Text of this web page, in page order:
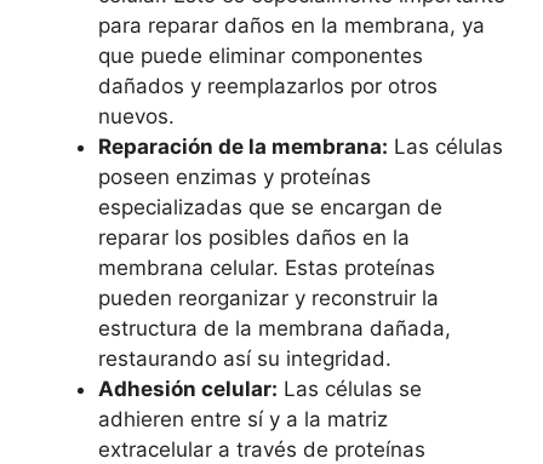
para reparar daños⁢ en la membrana, ya
que puede‌ eliminar componentes
dañados ‌y ⁢reemplazarlos por otros
nuevos.
Reparación⁣ de la ⁣membrana: Las células
poseen enzimas y​ proteínas
⁤especializadas que ⁣se encargan de
reparar los​ posibles daños en ⁤la
membrana celular. Estas proteínas⁢
pueden⁣ reorganizar y reconstruir la
estructura de la membrana​ dañada,
restaurando así su integridad.
Adhesión ‌celular: Las ​células se
adhieren entre sí ‍y a la matriz
‌extracelular a través de proteínas